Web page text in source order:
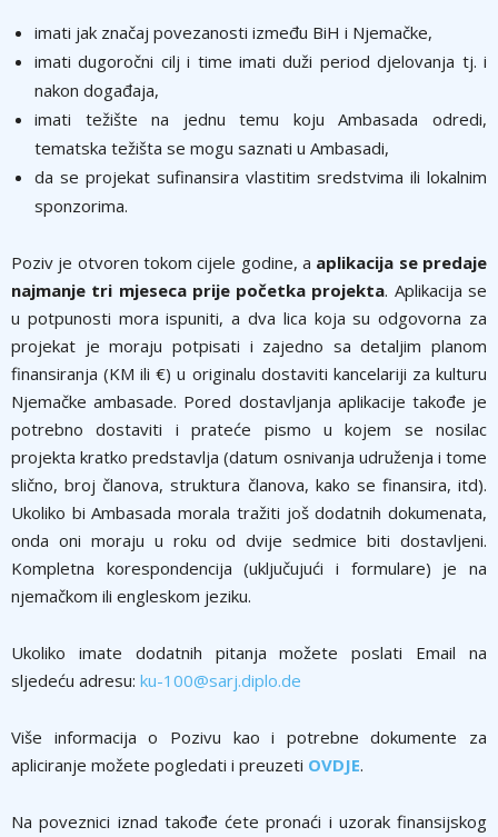
imati jak značaj povezanosti između BiH i Njemačke,
imati dugoročni cilj i time imati duži period djelovanja tj. i
nakon događaja,
imati težište na jednu temu koju Ambasada odredi,
tematska težišta se mogu saznati u Ambasadi,
da se projekat sufinansira vlastitim sredstvima ili lokalnim
sponzorima.
Poziv je otvoren tokom cijele godine, a aplikacija se predaje
najmanje tri mjeseca prije početka projekta. Aplikacija se
u potpunosti mora ispuniti, a dva lica koja su odgovorna za
projekat je moraju potpisati i zajedno sa detaljim planom
finansiranja (KM ili €) u originalu dostaviti kancelariji za kulturu
Njemačke ambasade. Pored dostavljanja aplikacije takođe je
potrebno dostaviti i prateće pismo u kojem se nosilac
projekta kratko predstavlja (datum osnivanja udruženja i tome
slično, broj članova, struktura članova, kako se finansira, itd).
Ukoliko bi Ambasada morala tražiti još dodatnih dokumenata,
onda oni moraju u roku od dvije sedmice biti dostavljeni.
Kompletna korespondencija (uključujući i formulare) je na
njemačkom ili engleskom jeziku.
Ukoliko imate dodatnih pitanja možete poslati Email na
sljedeću adresu: ku-100@sarj.diplo.de
Više informacija o Pozivu kao i potrebne dokumente za
apliciranje možete pogledati i preuzeti OVDJE.
Na poveznici iznad takođe ćete pronaći i uzorak finansijskog